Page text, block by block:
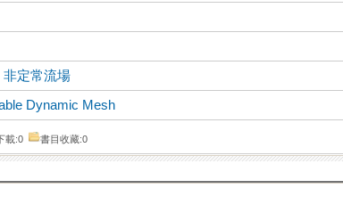
非定常流場
Dynamic Mesh
載:0 書目收藏:0